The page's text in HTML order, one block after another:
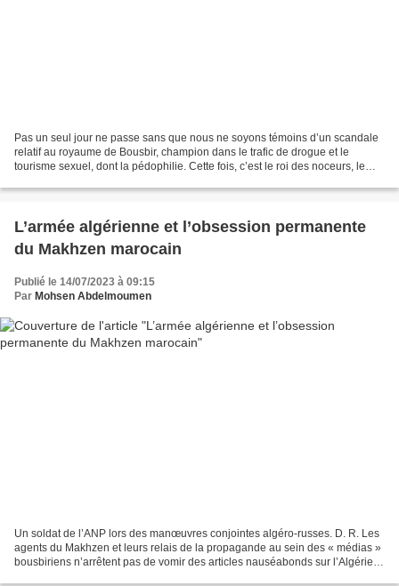
Pas un seul jour ne passe sans que nous ne soyons témoins d’un scandale
relatif au royaume de Bousbir, champion dans le trafic de drogue et le
tourisme sexuel, dont la pédophilie. Cette fois, c’est le roi des noceurs, le
L’armée algérienne et l’obsession permanente
du Makhzen marocain
Publié le 14/07/2023 à 09:15
Par Mohsen Abdelmoumen
Un soldat de l’ANP lors des manœuvres conjointes algéro-russes. D. R. Les
agents du Makhzen et leurs relais de la propagande au sein des « médias »
bousbiriens n’arrêtent pas de vomir des articles nauséabonds sur l’Algérie.